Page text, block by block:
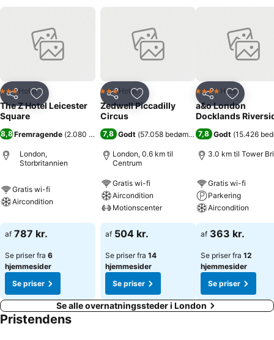
Del Føj til favoritter
3 Stjerner
Hotel
The Z Hotel Leicester
Square
8,8Fremragende (2.080 bedømmelser)
London,
Storbritannien
Gratis wi-fi
Aircondition
af 787 kr.
Se priser fra 6
hjemmesider
Se priser
Del Føj til favoritter
3 Stjerner
Hotel
Zedwell Piccadilly
Circus
7,8 Godt (57.058 bedømmelser )
London, 0.6 km til
Centrum
Gratis wi-fi
Aircondition
Motionscenter
af 504 kr.
Se priser fra 14
hjemmesider
Se priser
Del Føj til
4 StjernerHotel
a&o London
Docklands
7,8 Godt (15.426
3.0 km til Tower
Gratis wi-fi
Parkering
Aircondition
af 363 kr.
Se priser fra 12
hjemmesider
Se priser
Se alle overnatningssteder i London
Pristendens